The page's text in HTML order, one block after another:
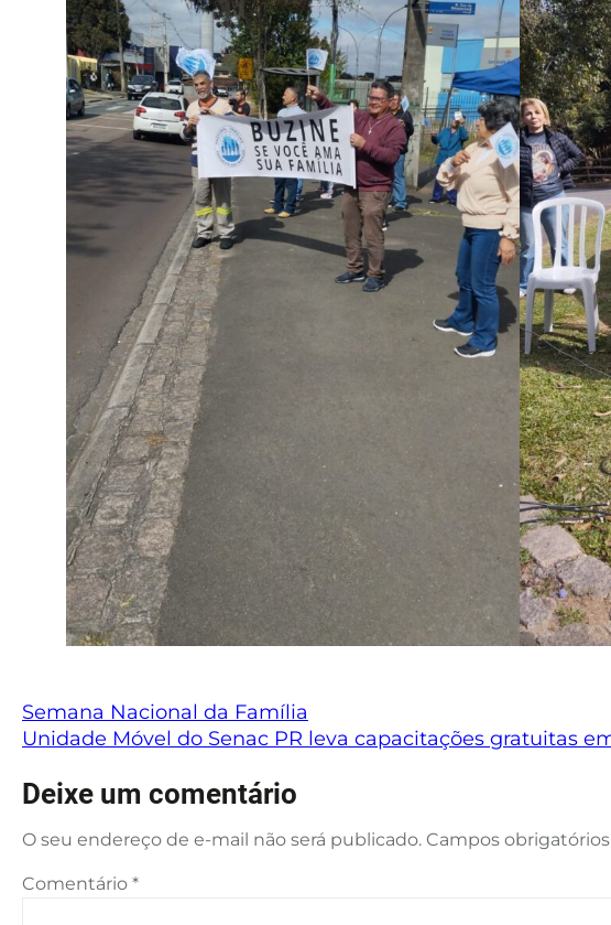
Semana Nacional da Família
Unidade Móvel do Senac PR leva capacitações gratuitas
Deixe um comentário
O seu endereço de e-mail não será publicado. Campos
Comentário *